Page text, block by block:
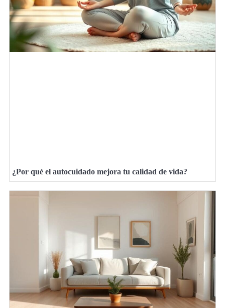
¿Por qué el autocuidado mejora tu calidad de vida?